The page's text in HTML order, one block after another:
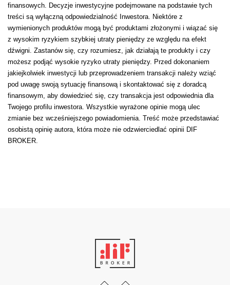
finansowych. Decyzje inwestycyjne podejmowane na podstawie tych
treści są wyłączną odpowiedzialność Inwestora. Niektóre z
wymienionych produktów mogą być produktami złożonymi i wiązać się
z wysokim ryzykiem szybkiej utraty pieniędzy ze względu na efekt
dźwigni. Zastanów się, czy rozumiesz, jak działają te produkty i czy
możesz podjąć wysokie ryzyko utraty pieniędzy. Przed dokonaniem
jakiejkolwiek inwestycji lub przeprowadzeniem transakcji należy wziąć
pod uwagę swoją sytuację finansową i skontaktować się z doradcą
finansowym, aby dowiedzieć się, czy transakcja jest odpowiednia dla
Twojego profilu inwestora. Wszystkie wyrażone opinie mogą ulec
zmianie bez wcześniejszego powiadomienia. Treść może przedstawiać
osobistą opinię autora, która może nie odzwierciedlać opinii DIF
BROKER.